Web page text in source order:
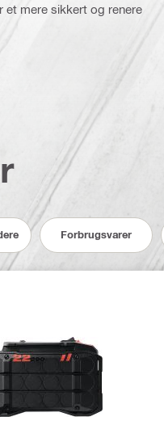
et mere sikkert og renere
Forbrugsvarer